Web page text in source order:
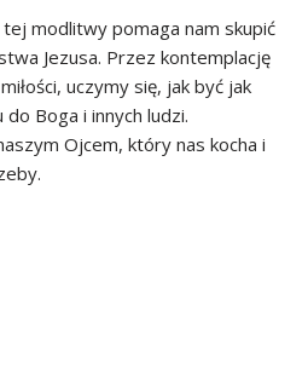
modlitwy pomaga nam skupić
Jezusa. Przez kontemplację
uczymy się, jak być jak
Boga i innych ludzi.
Ojcem, który nas kocha i